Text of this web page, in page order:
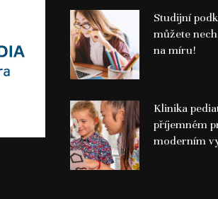
Studijní
můžete
na míru!
Klinika
příjemném
moderním